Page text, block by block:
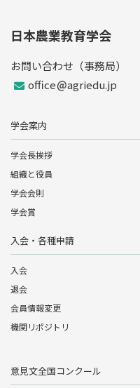
日本農業教育学会
お問い合わせ（事務局）
office
agriedu.jp
学会案内
学会長挨拶
組織と役員
学会会則
学会賞
入会・各種申請
入会
退会
会員情報変更
機関リポジトリ
意見文全国コンクール